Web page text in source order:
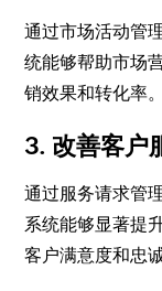
通过市场活动管
统能够帮助市场
销效果和转化率。
3. 改善客户
通过服务请求管
系统能够显著提
客户满意度和忠诚